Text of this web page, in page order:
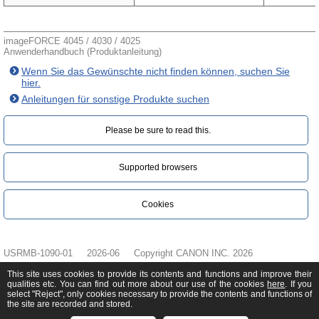
imageFORCE 4045 / 4030 / 4025
Anwenderhandbuch (Produktanleitung)
Wenn Sie das Gewünschte nicht finden können, suchen Sie
hier.
Anleitungen für sonstige Produkte suchen
Please be sure to read this.‎
Supported browsers
Cookies
USRMB-1090-01 2026-06 Copyright CANON INC. 2026
This site uses cookies to provide its contents and functions and improve their
qualities etc. You can find out more about our use of the cookies here. If you
select "Reject", only cookies necessary to provide the contents and functions of
the site are recorded and stored.